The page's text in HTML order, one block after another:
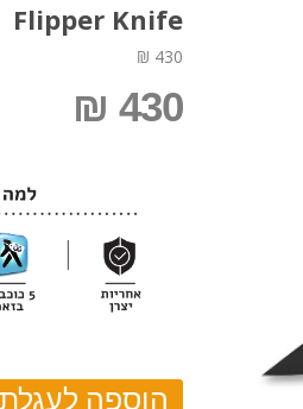
Flipper Knife
430 ₪
430 ₪